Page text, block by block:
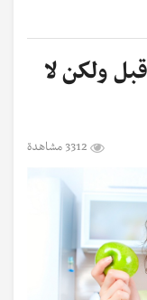
ولكن لا
3312 مشاهدة